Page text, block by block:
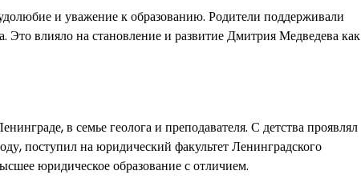
и уважение к образованию. Родители поддерживали
влияло на становление и развитие Дмитрия Медведева как
в семье геолога и преподавателя. С детства проявлял
поступил на юридический факультет Ленинградского
юридическое образование с отличием.